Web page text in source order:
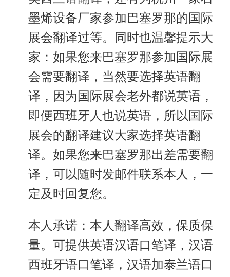
墨烯设备厂家参加巴塞罗那的国际
展会翻译过等。同时也温馨提示大
家：如果您来巴塞罗那参加国际展
会需要翻译，当然要选择英语翻
译，因为国际展会老外都说英语，
即便西班牙人也说英语，所以国际
展会的翻译建议大家选择英语翻
译。如果您来巴塞罗那出差需要翻
译，可以随时发邮件联系本人，一
定及时回复您。
本人承诺：本人翻译高效，保质保
量。可提供英语汉语口笔译，汉语
西班牙语口笔译，汉语加泰兰语口